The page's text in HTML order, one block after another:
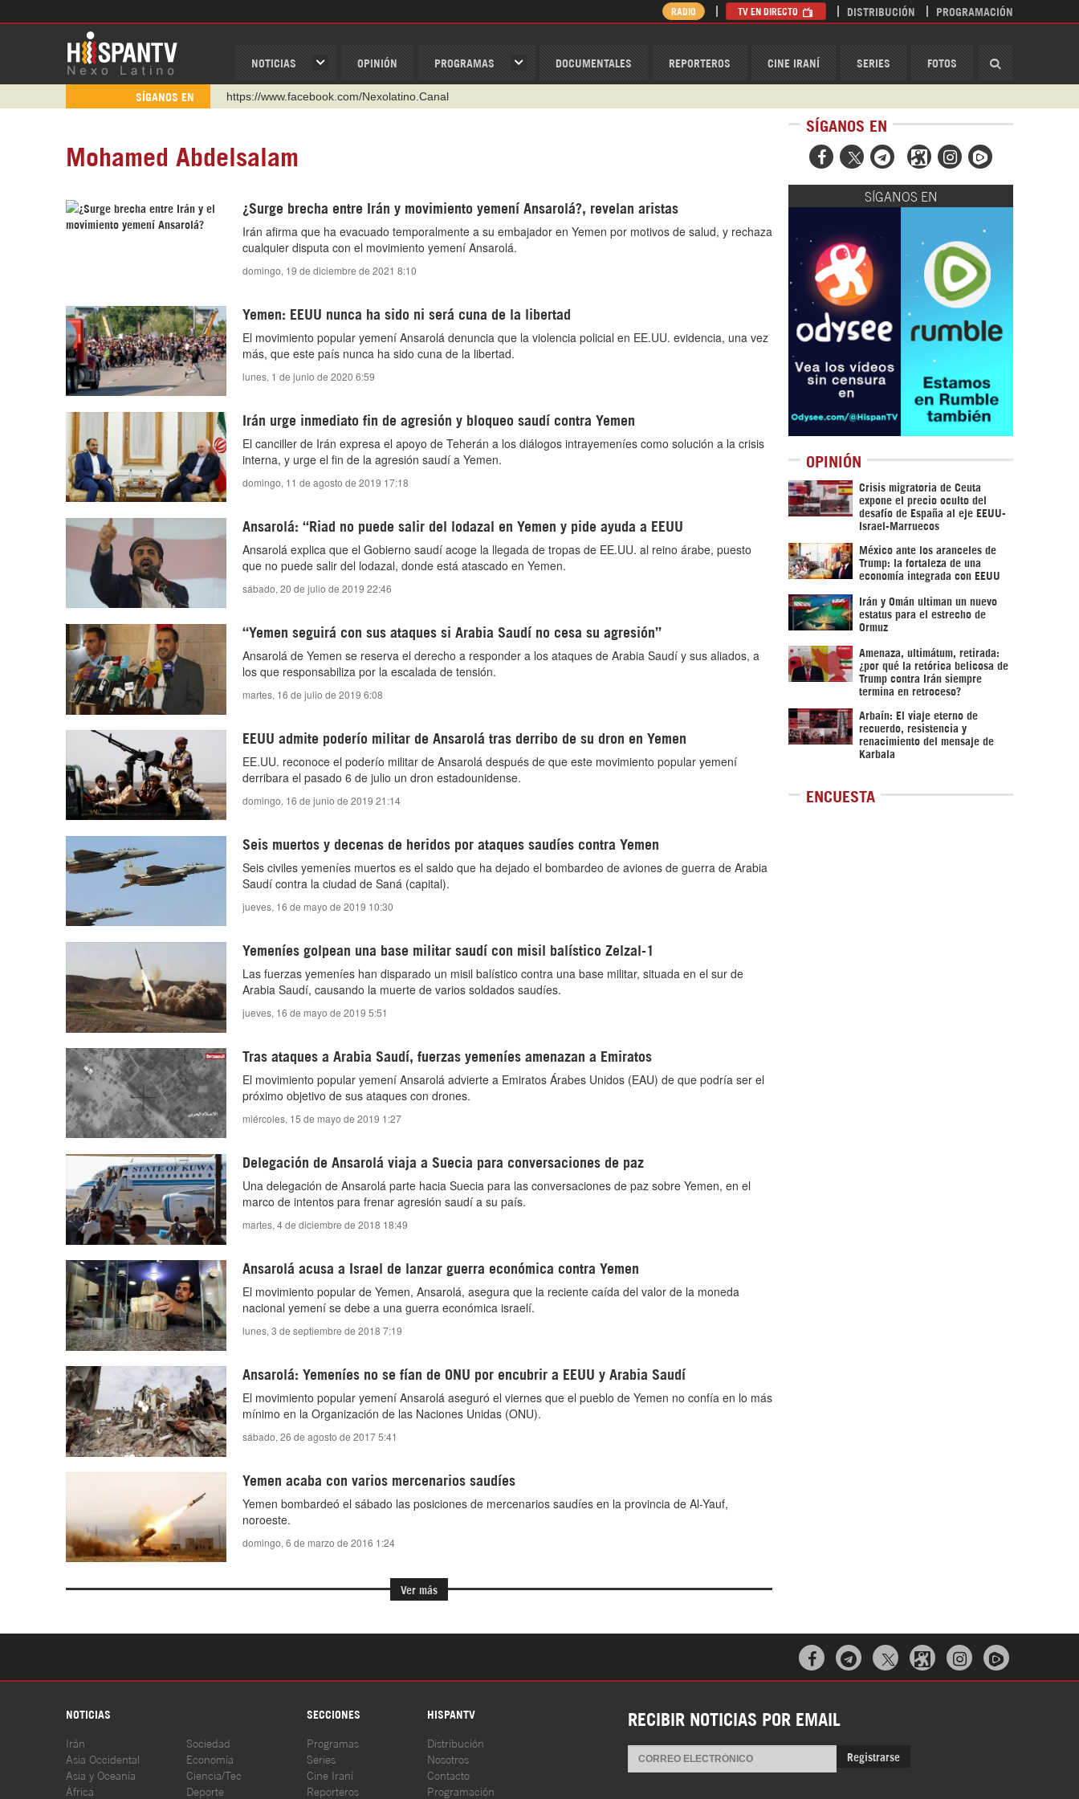
NOTICIAS OPINIÓN PROGRAMAS DOCUMENTALES REPORTEROS CINE IRANÍ SERIES FOTOS
RADIO TV EN DIRECTO DISTRIBUCIÓN PROGRAMACIÓN
SÍGANOS EN
https://www.facebook.com/Nexolatino.Canal
https://t.me/hispantvcanal
WhatsApp y Viber: +98 921 79 29 404
Instagram como: hispan_tv
Mohamed Abdelsalam
¿Surge brecha entre Irán y movimiento yemení Ansarolá?, revelan aristas
Irán afirma que ha evacuado temporalmente a su embajador en Yemen por motivos de salud, y rechaza
cualquier disputa con el movimiento yemení Ansarolá.
domingo, 19 de diciembre de 2021 8:10
Yemen: EEUU nunca ha sido ni será cuna de la libertad
El movimiento popular yemení Ansarolá denuncia que la violencia policial en EE.UU. evidencia, una vez
más, que este país nunca ha sido cuna de la libertad.
lunes, 1 de junio de 2020 6:59
Irán urge inmediato fin de agresión y bloqueo saudí contra Yemen
El canciller de Irán expresa el apoyo de Teherán a los diálogos intrayemeníes como solución a la crisis
interna, y urge el fin de la agresión saudí a Yemen.
domingo, 11 de agosto de 2019 17:18
Ansarolá: “Riad no puede salir del lodazal en Yemen y pide ayuda a EEUU
Ansarolá explica que el Gobierno saudí acoge la llegada de tropas de EE.UU. al reino árabe, puesto
que no puede salir del lodazal, donde está atascado en Yemen.
sábado, 20 de julio de 2019 22:46
“Yemen seguirá con sus ataques si Arabia Saudí no cesa su agresión”
Ansarolá de Yemen se reserva el derecho a responder a los ataques de Arabia Saudí y sus aliados, a
los que responsabiliza por la escalada de tensión.
martes, 16 de julio de 2019 6:08
EEUU admite poderío militar de Ansarolá tras derribo de su dron en Yemen
EE.UU. reconoce el poderío militar de Ansarolá después de que este movimiento popular yemení
derribara el pasado 6 de julio un dron estadounidense.
domingo, 16 de junio de 2019 21:14
Seis muertos y decenas de heridos por ataques saudíes contra Yemen
Seis civiles yemeníes muertos es el saldo que ha dejado el bombardeo de aviones de guerra de Arabia
Saudí contra la ciudad de Saná (capital).
jueves, 16 de mayo de 2019 10:30
Yemeníes golpean una base militar saudí con misil balístico Zelzal-1
Las fuerzas yemeníes han disparado un misil balístico contra una base militar, situada en el sur de
Arabia Saudí, causando la muerte de varios soldados saudíes.
jueves, 16 de mayo de 2019 5:51
Tras ataques a Arabia Saudí, fuerzas yemeníes amenazan a Emiratos
El movimiento popular yemení Ansarolá advierte a Emiratos Árabes Unidos (EAU) de que podría ser el
próximo objetivo de sus ataques con drones.
miércoles, 15 de mayo de 2019 1:27
Delegación de Ansarolá viaja a Suecia para conversaciones de paz
Una delegación de Ansarolá parte hacia Suecia para las conversaciones de paz sobre Yemen, en el
marco de intentos para frenar agresión saudí a su país.
martes, 4 de diciembre de 2018 18:49
Ansarolá acusa a Israel de lanzar guerra económica contra Yemen
El movimiento popular de Yemen, Ansarolá, asegura que la reciente caída del valor de la moneda
nacional yemení se debe a una guerra económica israelí.
lunes, 3 de septiembre de 2018 7:19
Ansarolá: Yemeníes no se fían de ONU por encubrir a EEUU y Arabia Saudí
El movimiento popular yemení Ansarolá aseguró el viernes que el pueblo de Yemen no confía en lo más
mínimo en la Organización de las Naciones Unidas (ONU).
sábado, 26 de agosto de 2017 5:41
Yemen acaba con varios mercenarios saudíes
Yemen bombardeó el sábado las posiciones de mercenarios saudíes en la provincia de Al-Yauf,
noroeste.
domingo, 6 de marzo de 2016 1:24
Ver más
SÍGANOS EN
  
SÍGANOS EN
OPINIÓN
Crisis migratoria de Ceuta
expone el precio oculto del
desafío de España al eje EEUU-
Israel-Marruecos
México ante los aranceles de
Trump: la fortaleza de una
economía integrada con EEUU
Irán y Omán ultiman un nuevo
estatus para el estrecho de
Ormuz
Amenaza, ultimátum, retirada:
¿por qué la retórica belicosa de
Trump contra Irán siempre
termina en retroceso?
Arbaín: El viaje eterno de
recuerdo, resistencia y
renacimiento del mensaje de
Karbala
ENCUESTA
  
NOTICIAS SECCIONES HISPANTV
Irán
Asia Occidental
Asia y Oceanía
África
Sociedad
Economía
Ciencia/Tec
Deporte
Programas
Series
Cine Iraní
Reporteros
Distribución
Nosotros
Contacto
Programación
RECIBIR NOTICIAS POR EMAIL
Registrarse